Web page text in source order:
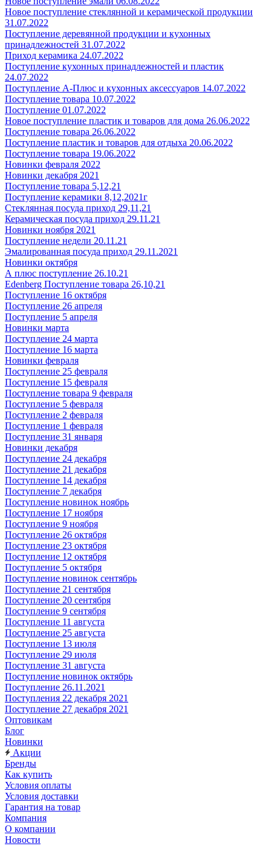
Новое поступление стеклянной и керамической продукции
31.07.2022
Поступление деревянной продукции и кухонных
принадлежностей 31.07.2022
Приход керамика 24.07.2022
Поступление кухонных принадлежностей и пластик
24.07.2022
Поступление А-Плюс и кухонных аксессуаров 14.07.2022
Поступление товара 10.07.2022
Поступление 01.07.2022
Новое поступление пластик и товаров для дома 26.06.2022
Поступление товара 26.06.2022
Поступление пластик и товаров для отдыха 20.06.2022
Поступление товара 19.06.2022
Новинки февраля 2022
Новинки декабря 2021
Поступление товара 5,12,21
Поступление керамики 8,12,2021г
Стеклянная посуда приход 29,11,21
Керамическая посуда приход 29.11.21
Новинки ноября 2021
Поступление недели 20.11.21
Эмалированная посуда приход 29.11.2021
Новинки октября
А плюс поступление 26.10.21
Edenberg Поступление товара 26,10,21
Поступление 16 октября
Поступление 26 апреля
Поступление 5 апреля
Новинки марта
Поступление 24 марта
Поступление 16 марта
Новинки февраля
Поступление 25 февраля
Поступление 15 февраля
Поступление товара 9 февраля
Поступление 5 февраля
Поступление 2 февраля
Поступление 1 февраля
Поступление 31 января
Новинки декабря
Поступление 24 декабря
Поступление 21 декабря
Поступление 14 декабря
Поступление 7 декабря
Поступление новинок ноябрь
Поступление 17 ноября
Поступление 9 ноября
Поступление 26 октября
Поступление 23 октября
Поступление 12 октября
Поступление 5 октября
Поступление новинок сентябрь
Поступление 21 сентября
Поступление 20 сентября
Поступление 9 сентября
Поступление 11 августа
Поступление 25 августа
Поступление 13 июля
Поступление 29 июля
Поступление 31 августа
Поступление новинок октябрь
Поступление 26.11.2021
Поступления 22 декабря 2021
Поступление 27 декабря 2021
Оптовикам
Блог
Новинки
Акции
Бренды
Как купить
Условия оплаты
Условия доставки
Гарантия на товар
Компания
О компании
Новости